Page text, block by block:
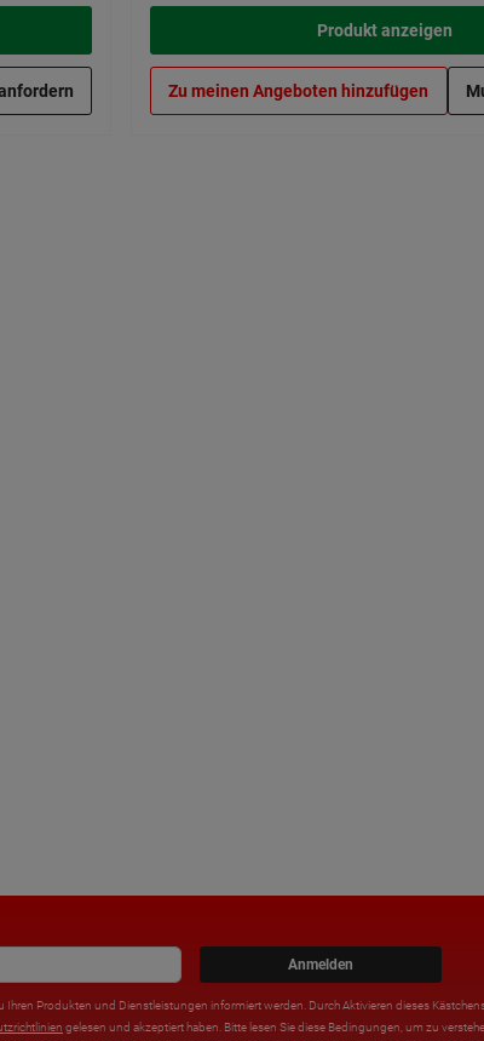
Produkt anzeigen
Zu meinen Angeboten hinzufügen
Anmelden
Ihren Produkten und Dienstleistungen informiert werden. Durch Aktivieren dieses
gelesen und akzeptiert haben. Bitte lesen Sie diese Bedingungen, um zu